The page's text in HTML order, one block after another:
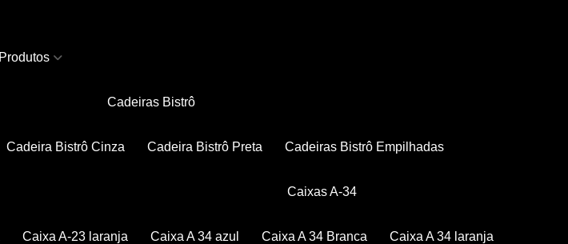
Produtos
Cadeiras Bistrô
Cadeira Bistrô Cinza Cadeira Bistrô Preta Cadeiras Bistrô Empilhadas
Caixa A-23 laranja
Caixas A-34
Caixa A 34 azul Caixa A 34 Branca Caixa A 34 laranja